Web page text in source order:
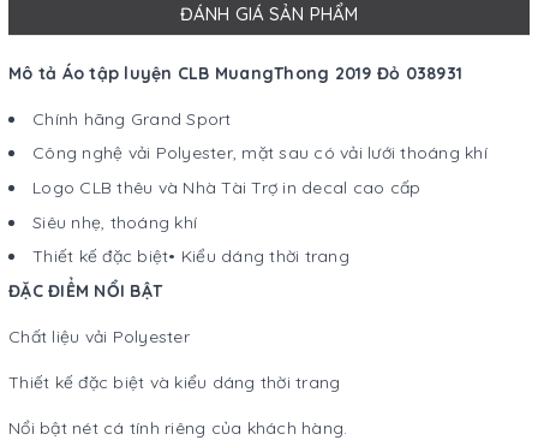
ĐÁNH GIÁ SẢN PHẨM
Mô tả Áo tập luyện CLB MuangThong 2019 Đỏ 038931
Chính hãng Grand Sport
Công nghệ vải Polyester, mặt sau có vải lưới thoáng khí
Logo CLB thêu và Nhà Tài Trợ in decal cao cấp
Siêu nhẹ, thoáng khí
Thiết kế đặc biệt• Kiểu dáng thời trang
ĐẶC ĐIỂM NỔI BẬT
Chất liệu vải Polyester
Thiết kế đặc biệt và kiểu dáng thời trang
Nổi bật nét cá tính riêng của khách hàng.